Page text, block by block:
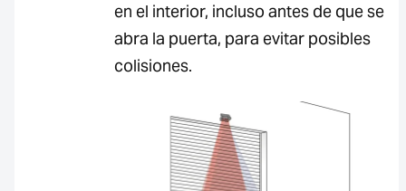
en el interior, incluso antes de que se
abra la puerta, para evitar posibles
colisiones.